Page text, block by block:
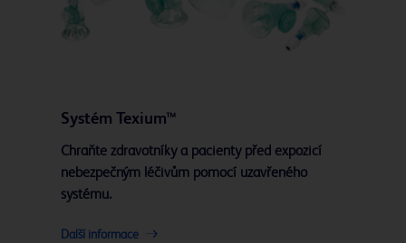
Systém Texium™
Chraňte zdravotníky a pacienty před expozicí
nebezpečným léčivům pomocí uzavřeného
systému.
Další informace